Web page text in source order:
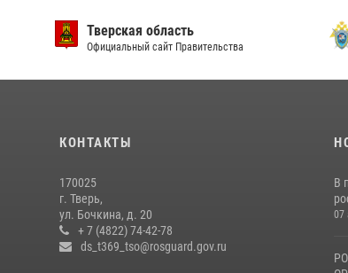
Тверская область
Официальный сайт Правительства
КОНТАКТЫ
170025
г. Тверь,
ул. Бочкина, д. 20
+ 7 (4822) 74-42-78
ds_t369_tso@rosguard.gov.ru
В
07